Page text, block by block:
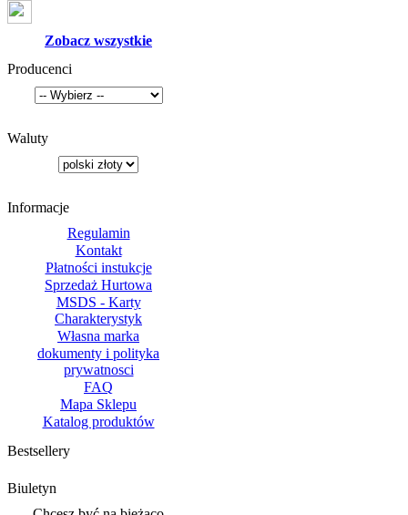
Zobacz wszystkie
Producenci
Waluty
Informacje
Regulamin
Kontakt
Płatności instukcje
Sprzedaż Hurtowa
MSDS - Karty
Charakterystyk
Własna marka
dokumenty i polityka
prywatnosci
FAQ
Mapa Sklepu
Katalog produktów
Bestsellery
Biuletyn